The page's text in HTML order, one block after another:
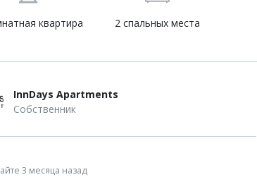
квартира 2 спальных места
InnDays Apartments
Собственник
3 месяца назад